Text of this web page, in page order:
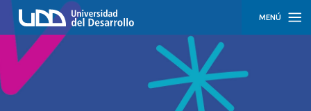
MENÚ
INICIO
CONCEPCIÓN